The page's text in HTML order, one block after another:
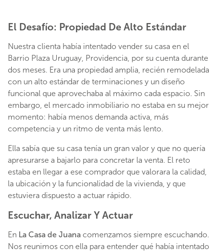
El Desafío: Propiedad De Alto Estándar
Nuestra clienta había intentado vender su casa en el
Barrio Plaza Uruguay, Providencia, por su cuenta durante
dos meses. Era una propiedad amplia, recién remodelada
con un alto estándar de terminaciones y un diseño
funcional que aprovechaba al máximo cada espacio. Sin
embargo, el mercado inmobiliario no estaba en su mejor
momento: había menos demanda activa, más
competencia y un ritmo de venta más lento.
Ella sabía que su casa tenía un gran valor y que no quería
apresurarse a bajarlo para concretar la venta. El reto
estaba en llegar a ese comprador que valorara la calidad,
la ubicación y la funcionalidad de la vivienda, y que
estuviera dispuesto a actuar rápido.
Escuchar, Analizar Y Actuar
En La Casa de Juana comenzamos siempre escuchando.
Nos reunimos con ella para entender qué había intentado